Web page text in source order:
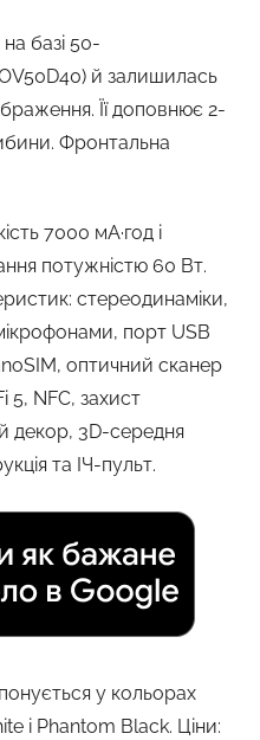
базі 50-
й залишилась
Її доповнює 2-
Фронтальна
7000 мА·год і
потужністю 60 Вт.
стереодинаміки,
порт USB
оптичний сканер
5, NFC, захист
декор, 3D-середня
та ІЧ-пульт.
у кольорах
і Phantom Black. Ціни: